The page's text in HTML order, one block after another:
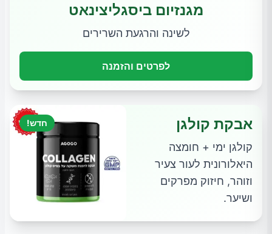
מגנזיום ביסגליצינאט
לשינה והרגעת השרירים
לפרטים והזמנה
חדש! אבקת קולגן
קולגן ימי + חומצה
היאלורונית לעור צעיר
וזוהר, חיזוק מפרקים
ושיער.